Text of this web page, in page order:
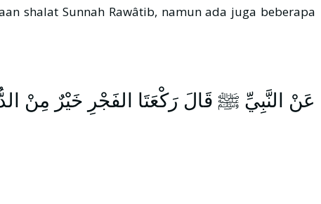
shalat Sunnah Rawâtib, namun ada juga beberapa
عَنْ النَّبِيِّ ﷺ قَالَ رَكْعَتَا الفَجْرِ خَيْرٌ مِنْ